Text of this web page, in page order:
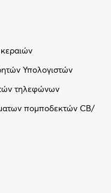
Υπολογιστών
τηλεφώνων
πομποδεκτών CB/